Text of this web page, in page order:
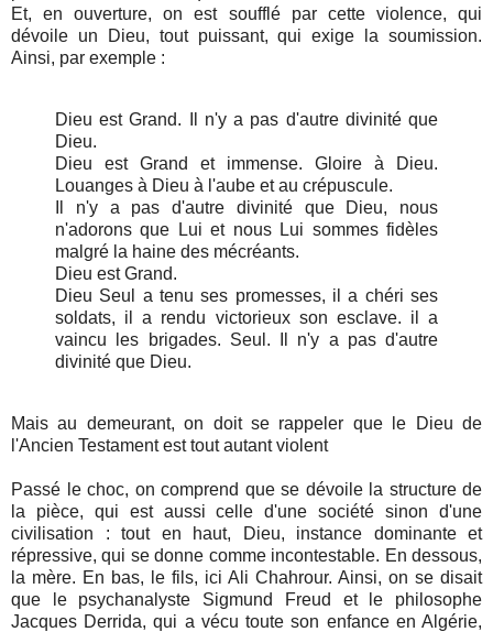
Et, en ouverture, on est soufflé par cette violence, qui
dévoile un Dieu, tout puissant, qui exige la soumission.
Ainsi, par exemple :
Dieu est Grand. Il n'y a pas d'autre divinité que
Dieu.
Dieu est Grand et immense. Gloire à Dieu.
Louanges à Dieu à l'aube et au crépuscule.
Il n'y a pas d'autre divinité que Dieu, nous
n'adorons que Lui et nous Lui sommes fidèles
malgré la haine des mécréants.
Dieu est Grand.
Dieu Seul a tenu ses promesses, il a chéri ses
soldats, il a rendu victorieux son esclave. il a
vaincu les brigades. Seul. Il n'y a pas d'autre
divinité que Dieu.
Mais au demeurant, on doit se rappeler que le Dieu de
l'Ancien Testament est tout autant violent
Passé le choc, on comprend que se dévoile la structure de
la pièce, qui est aussi celle d'une société sinon d'une
civilisation : tout en haut, Dieu, instance dominante et
répressive, qui se donne comme incontestable. En dessous,
la mère. En bas, le fils, ici Ali Chahrour. Ainsi, on se disait
que le psychanalyste Sigmund Freud et le philosophe
Jacques Derrida, qui a vécu toute son enfance en Algérie,